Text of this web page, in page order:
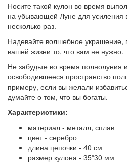
Носите такой кулон во время
на убывающей Луне для усиления
несколько раз.
Надевайте волшебное украшение,
вашей жизни то, что вам не нужно.
Не забудьте во время полнолуния
освободившееся пространство
примеру, если вы желали
думайте о том, что вы богаты.
Характеристики:
материал - металл, сплав
цвет - серебро
длина цепочки - 40 см
размер кулона - 35*30 мм